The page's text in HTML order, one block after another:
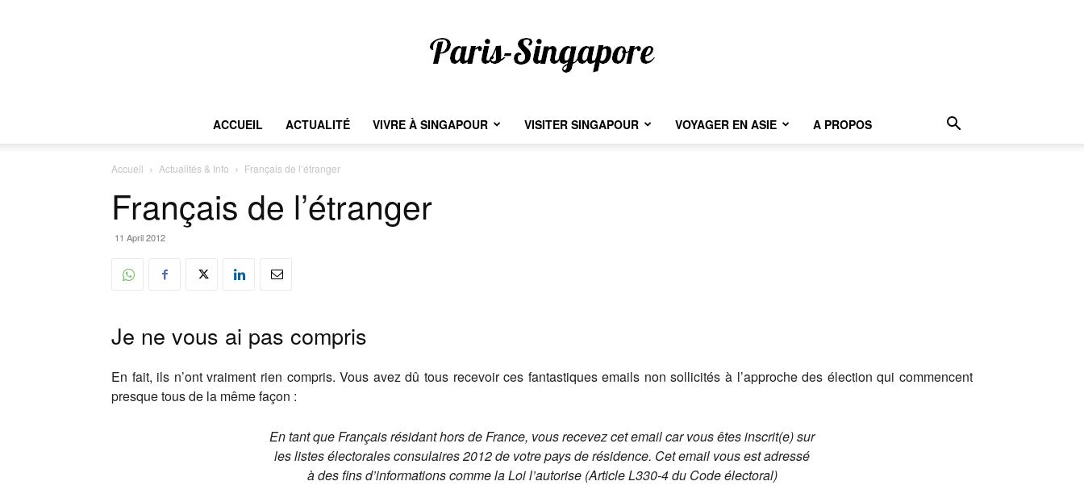
Paris-
ACCUEIL ACTUALITÉ VIVRE À SINGAPOUR VISITER SINGAPOUR VOYAGER EN ASIE A PROPOS
Accueil Actualités & Info Français de l’étranger
Français de l’étranger
11 April 2012
Je ne vous ai pas compris
En fait, ils n’ont vraiment rien compris. Vous avez dû tous recevoir ces fantastiques emails non sollicités à l’approche des élection qui commencent
presque tous de la même façon :
En tant que Français résidant hors de France, vous recevez cet email car vous êtes inscrit(e) sur
les listes électorales consulaires 2012 de votre pays de résidence. Cet email vous est adressé
à des fins d’informations comme la Loi l’autorise (Article L330-4 du Code électoral)